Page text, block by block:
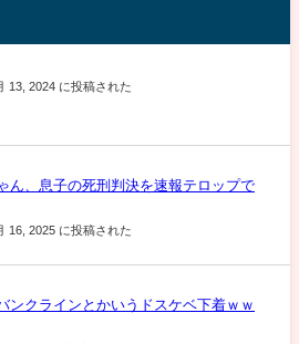
13, 2024 に投稿された
ん、息子の死刑判決を速報テロップで
16, 2025 に投稿された
ンクラインとかいうドスケベ下着ｗｗ